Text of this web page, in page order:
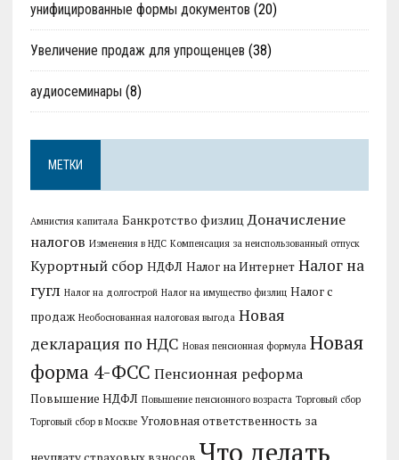
унифицированные формы документов (20)
Увеличение продаж для упрощенцев (38)
аудиосеминары (8)
МЕТКИ
Амнистия капитала Банкротство физлиц Доначисление
налогов Изменения в НДС Компенсация за неиспользованный отпуск
Курортный сбор НДФЛ Налог на Интернет Налог на
гугл Налог на долгострой Налог на имущество физлиц Налог с
продаж Необоснованная налоговая выгода Новая
декларация по НДС Новая пенсионная формула Новая
форма 4-ФСС Пенсионная реформа
Повышение НДФЛ Повышение пенсионного возраста Торговый сбор
Торговый сбор в Москве Уголовная ответственность за
Что делать